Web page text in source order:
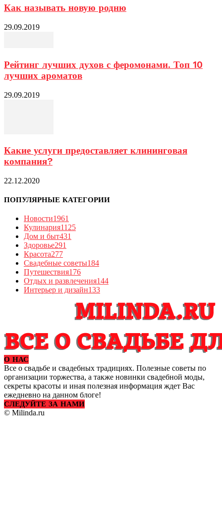
Как называть новую родню
29.09.2019
Рейтинг лучших духов с феромонами. Топ 10
лучших ароматов
29.09.2019
Какие услуги предоставляет клининговая
компания?
22.12.2020
ПОПУЛЯРНЫЕ КАТЕГОРИИ
Новости1961
Кулинария1125
Дом и быт431
Здоровье291
Красота277
Свадебные советы184
Путешествия176
Отдых и развлечения144
Интерьер и дизайн133
О НАС
Все о свадьбе и свадебных традициях. Полезные советы по
организации торжества, а также новинки свадебной моды,
секреты красоты и иная полезная информация ждет Вас
ежедневно на данном блоге!
СЛЕДУЙТЕ ЗА НАМИ
© Milinda.ru